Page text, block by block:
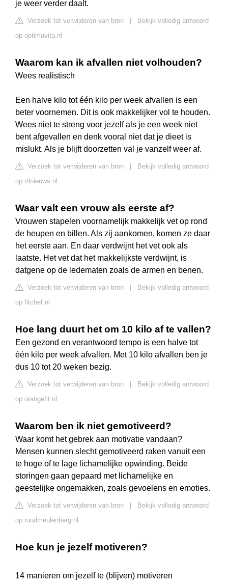
je weer verder daalt.
Verzoek tot verwijderen van bron
Bekijk volledig antwoord
op optimavita.nl
Waarom kan ik afvallen niet volhouden?
Wees realistisch
Een halve kilo tot één kilo per week afvallen is een
beter voornemen. Dit is ook makkelijker vol te houden.
Wees niet te streng voor jezelf als je een week niet
bent afgevallen en denk vooral niet dat je dieet is
mislukt. Als je blijft doorzetten val je vanzelf weer af.
Verzoek tot verwijderen van bron
Bekijk volledig antwoord
op rtlnieuws.nl
Waar valt een vrouw als eerste af?
Vrouwen stapelen voornamelijk makkelijk vet op rond
de heupen en billen. Als zij aankomen, komen ze daar
het eerste aan. En daar verdwijnt het vet ook als
laatste. Het vet dat het makkelijkste verdwijnt, is
datgene op de ledematen zoals de armen en benen.
Verzoek tot verwijderen van bron
Bekijk volledig antwoord
op fitchef.nl
Hoe lang duurt het om 10 kilo af te vallen?
Een gezond en verantwoord tempo is een halve tot
één kilo per week afvallen. Met 10 kilo afvallen ben je
dus 10 tot 20 weken bezig.
Verzoek tot verwijderen van bron
Bekijk volledig antwoord
op orangefit.nl
Waarom ben ik niet gemotiveerd?
Waar komt het gebrek aan motivatie vandaan?
Mensen kunnen slecht gemotiveerd raken vanuit een
te hoge of te lage lichamelijke opwinding. Beide
storingen gaan gepaard met lichamelijke en
geestelijke ongemakken, zoals gevoelens en emoties.
Verzoek tot verwijderen van bron
Bekijk volledig antwoord
op ruudmeulenberg.nl
Hoe kun je jezelf motiveren?
14 manieren om jezelf te (blijven) motiveren